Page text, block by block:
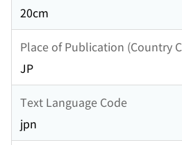
20cm
Place of Publication (Country
JP
Text Language Code
jpn